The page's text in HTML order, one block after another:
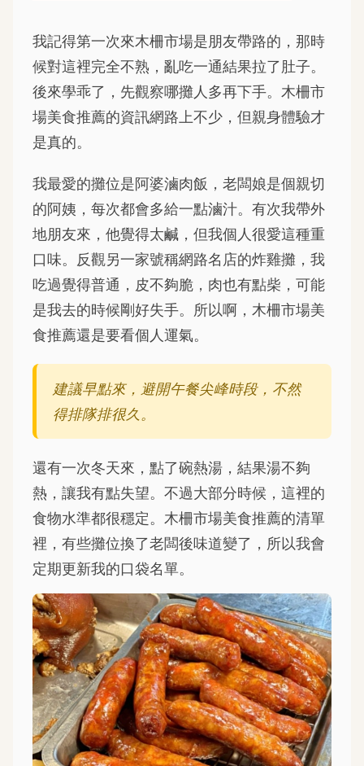
我記得第一次來木柵市場是朋友帶路的，那時
候對這裡完全不熟，亂吃一通結果拉了肚子。
後來學乖了，先觀察哪攤人多再下手。木柵市
場美食推薦的資訊網路上不少，但親身體驗才
是真的。
我最愛的攤位是阿婆滷肉飯，老闆娘是個親切
的阿姨，每次都會多給一點滷汁。有次我帶外
地朋友來，他覺得太鹹，但我個人很愛這種重
口味。反觀另一家號稱網路名店的炸雞攤，我
吃過覺得普通，皮不夠脆，肉也有點柴，可能
是我去的時候剛好失手。所以啊，木柵市場美
食推薦還是要看個人運氣。
建議早點來，避開午餐尖峰時段，不然
得排隊排很久。
還有一次冬天來，點了碗熱湯，結果湯不夠
熱，讓我有點失望。不過大部分時候，這裡的
食物水準都很穩定。木柵市場美食推薦的清單
裡，有些攤位換了老闆後味道變了，所以我會
定期更新我的口袋名單。